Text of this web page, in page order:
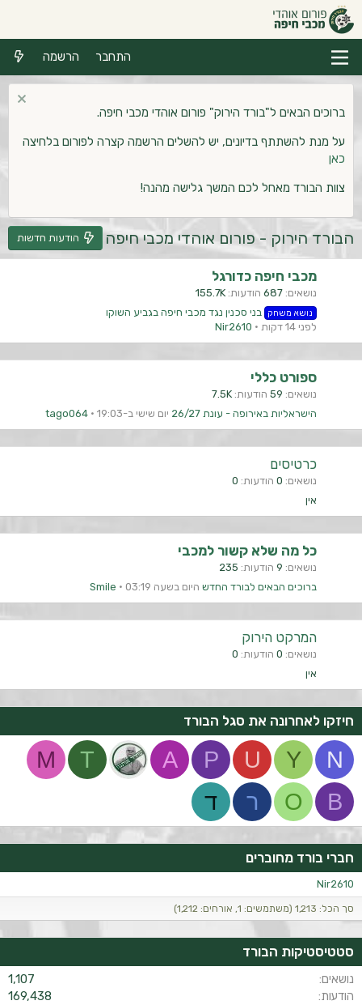
התחבר הרשמה
ברוכים הבאים ל"בורד הירוק" פורום אוהדי מכבי חיפה.
על מנת להשתתף בדיונים, יש להשלים הרשמה קצרה לפורום בלחיצה
כאן
צוות הבורד מאחל לכם המשך גלישה מהנה!
הבורד הירוק - פורום אוהדי מכבי חיפה הודעות חדשות
מכבי חיפה כדורגל
נושאים 687 הודעות 155.7K
נושא משחק
בני סכנין נגד מכבי חיפה בגביע השוקו
לפני 14 דקות
Nir2610
ספורט כללי
נושאים 59 הודעות 7.5K
הישראליות באירופה - עונת 26/27
יום שישי ב-19:03 tago064
כרטיסים
נושאים 0 הודעות 0
אין
כל מה שלא קשור למכבי
נושאים 9 הודעות 235
ברוכים הבאים לבורד החדש היום בשעה 03:19 Smile
המרקט הירוק
נושאים 0 הודעות 0
אין
חיזקו לאחרונה את סגל הבורד
N
Y
U
P
A
T
M
B
O ר ד
חברי בורד מחוברים
Nir2610
סך הכל: 1,213 (משתמשים: 1, אורחים: 1,212)
סטטיסטיקות הבורד
נושאים
1,107
הודעות
169,438